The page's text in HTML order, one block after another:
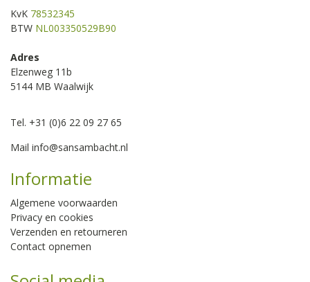
KvK 78532345
BTW NL003350529B90
Adres
Elzenweg 11b
5144 MB Waalwijk
Tel. +31 (0)6 22 09 27 65
Mail info@sansambacht.nl
Informatie
Algemene voorwaarden
Privacy en cookies
Verzenden en retourneren
Contact opnemen